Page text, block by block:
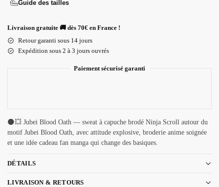
Guide des tailles
Livraison gratuite 🚚 dès 70€ en France !
Retour garanti sous 14 jours
Expédition sous 2 à 3 jours ouvrés
Paiement sécurisé garanti
🌑💥 Jubei Blood Oath — sweat à capuche brodé Ninja Scroll autour du
motif Jubei Blood Oath, avec attitude explosive, broderie anime soignée
et une idée cadeau fan manga qui change des basiques.
DÉTAILS
LIVRAISON & RETOURS